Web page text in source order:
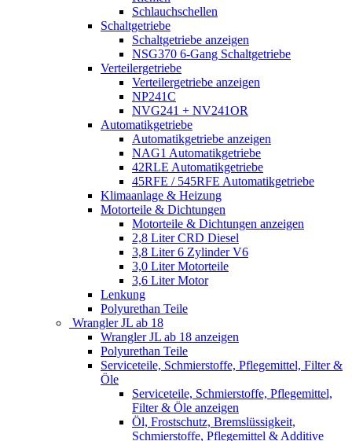
Schlauchschellen
Schaltgetriebe
Schaltgetriebe anzeigen
NSG370 6-Gang Schaltgetriebe
Verteilergetriebe
Verteilergetriebe anzeigen
NP241C
NVG241 + NV241OR
Automatikgetriebe
Automatikgetriebe anzeigen
NAG1 Automatikgetriebe
42RLE Automatikgetriebe
45RFE / 545RFE Automatikgetriebe
Klimaanlage & Heizung
Motorteile & Dichtungen
Motorteile & Dichtungen anzeigen
2,8 Liter CRD Diesel
3,8 Liter 6 Zylinder V6
3,0 Liter Motorteile
3,6 Liter Motor
Lenkung
Polyurethan Teile
Wrangler JL ab 18
Wrangler JL ab 18 anzeigen
Polyurethan Teile
Serviceteile, Schmierstoffe, Pflegemittel, Filter &
Öle
Serviceteile, Schmierstoffe, Pflegemittel,
Filter & Öle anzeigen
Öl, Frostschutz, Bremslüssigkeit,
Schmierstoffe, Pflegemittel & Additive